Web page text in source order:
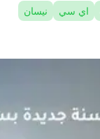
اي سي نيسان